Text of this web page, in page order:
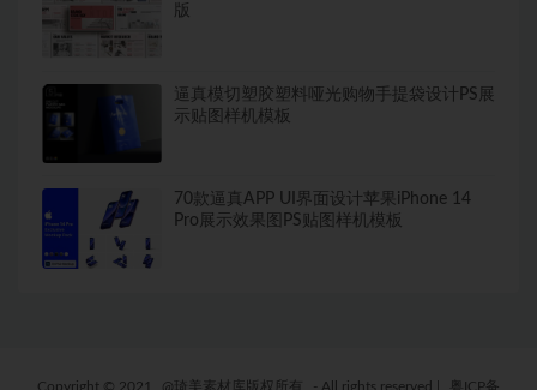
版
逼真模切塑胶塑料哑光购物手提袋设计PS展
示贴图样机模板
70款逼真APP UI界面设计苹果iPhone 14
Pro展示效果图PS贴图样机模板
Copyright © 2021 @琦美素材库版权所有 - All rights reserved 粤ICP备